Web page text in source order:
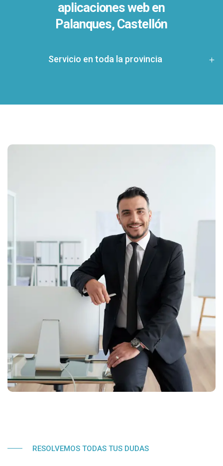
aplicaciones web en
Palanques, Castellón
Servicio en toda la provincia
RESOLVEMOS TODAS TUS DUDAS